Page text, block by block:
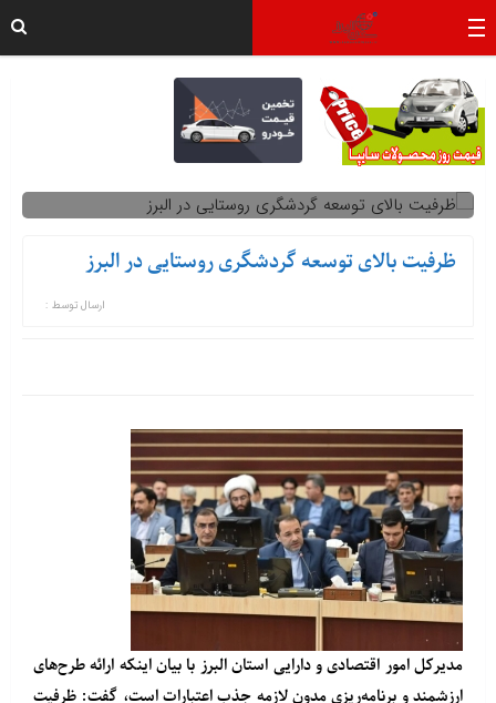
ظرفیت بالای توسعه گردشگری روستایی در البرز
ارسال توسط :
مدیرکل امور اقتصادی و دارایی استان البرز با بیان اینکه ارائه طرح‌های
ارزشمند و برنامه‌ریزی مدون لازمه جذب اعتبارات است، گفت: ظرفیت